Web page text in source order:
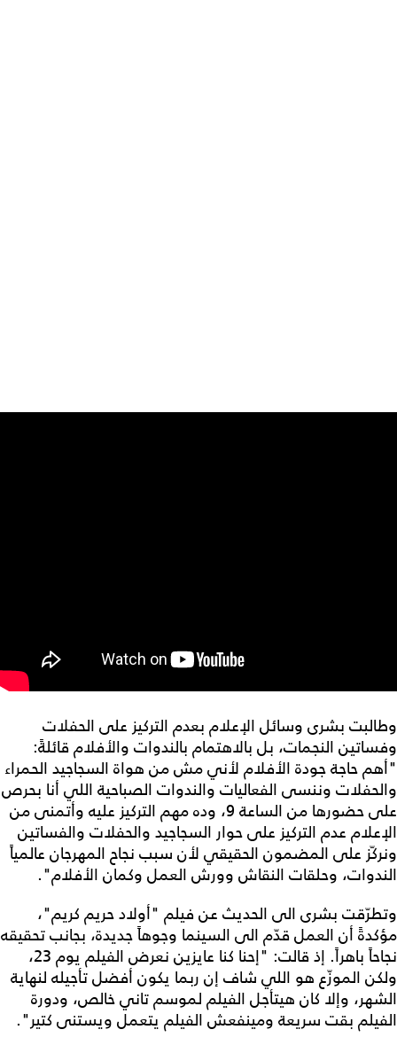
وطالبت بشرى وسائل الإعلام بعدم التركيز على الحفلات
وفساتين النجمات، بل بالاهتمام بالندوات والأفلام قائلةً:
"أهم حاجة جودة الأفلام لأني مش من هواة السجاجيد الحمراء
والحفلات وننسى الفعاليات والندوات الصباحية اللي أنا بحرص
على حضورها من الساعة 9، وده مهم التركيز عليه وأتمنى من
الإعلام عدم التركيز على حوار السجاجيد والحفلات والفساتين
ونركّز على المضمون الحقيقي لأن سبب نجاح المهرجان عالمياً
الندوات، وحلقات النقاش وورش العمل وكمان الأفلام".
وتطرّقت بشرى الى الحديث عن فيلم "أولاد حريم كريم"،
مؤكدةً أن العمل قدّم الى السينما وجوهاً جديدة، بجانب تحقيقه
نجاحاً باهراً. إذ قالت: "إحنا كنا عايزين نعرض الفيلم يوم 23،
ولكن الموزّع هو اللي شاف إن ربما يكون أفضل تأجيله لنهاية
الشهر، وإلا كان هيتأجل الفيلم لموسم تاني خالص، ودورة
الفيلم بقت سريعة ومينفعش الفيلم يتعمل ويستنى كتير".